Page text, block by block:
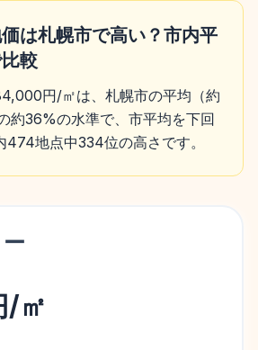
は札幌市で高い？市内平
較
円/㎡は、札幌市の平均（約
約36%の水準で、市平均を下回
474地点中334位の高さです。
㎡